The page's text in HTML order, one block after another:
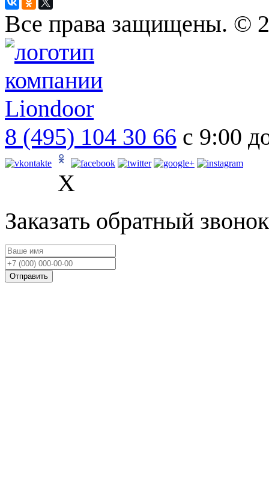
Все права защищены. ©
8 (495) 104 30 66 с 9:00
X
Заказать обратный звонок
Отправить